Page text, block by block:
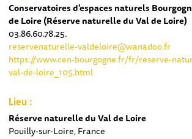
Conservatoires d'espaces naturels
de Loire (Réserve naturelle du Val de Loire)
03.86.60.78.25.
reservenaturelle-valdeloire@wanadoo.fr
https://www.cen-bourgogne.fr/fr/reserve-
val-de-loire_105.html
Lieu :
Réserve naturelle du Val de Loire
Pouilly-sur-Loire, France